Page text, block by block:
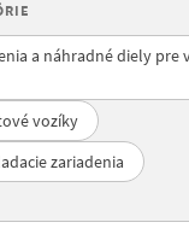
a náhradné diely pre
vozíky
zariadenia